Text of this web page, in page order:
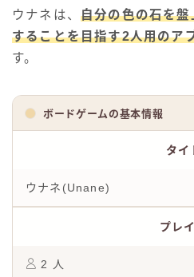
ウナネは、 自分の色の石を
することを目指す2人用のア
す。
ボードゲームの基本情報
タイ
ウナネ(Unane)
プレ
2 人